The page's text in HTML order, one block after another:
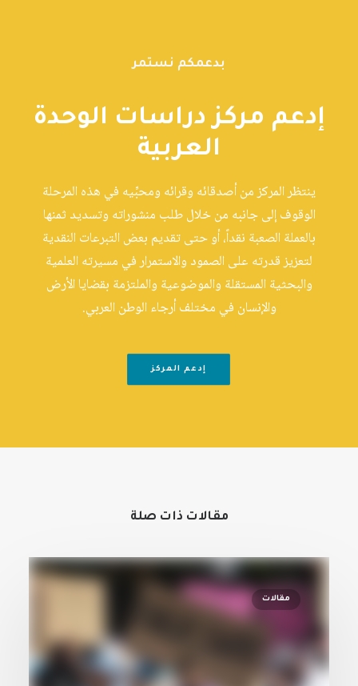
بدعمكم نستمر
إدعم مركز دراسات الوحدة
العربية
ينتظر المركز من أصدقائه وقرائه ومحبِّيه في هذه المرحلة
الوقوف إلى جانبه من خلال طلب منشوراته وتسديد ثمنها
بالعملة الصعبة نقداً، أو حتى تقديم بعض التبرعات النقدية
لتعزيز قدرته على الصمود والاستمرار في مسيرته العلمية
والبحثية المستقلة والموضوعية والملتزمة بقضايا الأرض
والإنسان في مختلف أرجاء الوطن العربي.
إدعم المركز
مقالات ذات صلة
مقالات